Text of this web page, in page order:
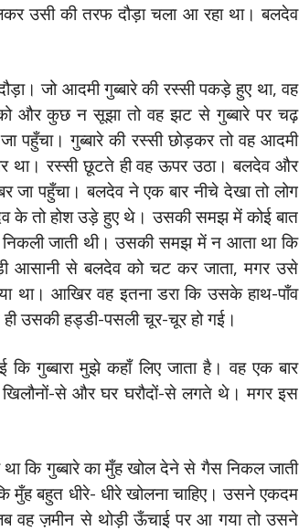
उसी की तरफ दौड़ा चला आ रहा था। बलदेव
जो आदमी गुब्बारे की रस्सी पकड़े हुए था, वह
और कुछ न सूझा तो वह झट से गुब्बारे पर चढ़
पहुँचा। गुब्बारे की रस्सी छोड़कर तो वह आदमी
था। रस्सी छूटते ही वह ऊपर उठा। बलदेव और
जा पहुँचा। बलदेव ने एक बार नीचे देखा तो लोग
के तो होश उड़े हुए थे। उसकी समझ में कोई बात
निकली जाती थी। उसकी समझ में न आता था कि
आसानी से बलदेव को चट कर जाता, मगर उसे
था। आखिर वह इतना डरा कि उसके हाथ-पाँव
उसकी हड्डी-पसली चूर-चूर हो गई।
गुब्बारा मुझे कहाँ लिए जाता है। वह एक बार
से और घर घरौदों-से लगते थे। मगर इस
कि गुब्बारे का मुँह खोल देने से गैस निकल जाती
मुँह बहुत धीरे- धीरे खोलना चाहिए। उसने एकदम
वह ज़मीन से थोड़ी ऊँचाई पर आ गया तो उसने